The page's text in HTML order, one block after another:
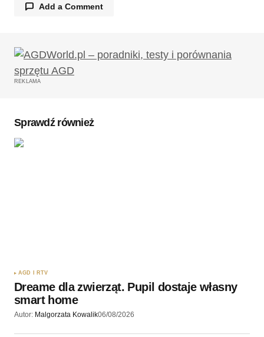
Add a Comment
Twój adres email nie zostanie opublikowany.
Wymagane pola są oznaczone
Wyślij komentarz
REKLAMA
Sprawdź również
AGD I RTV
Dreame dla zwierząt. Pupil dostaje własny
smart home
Autor: Malgorzata Kowalik06/08/2026